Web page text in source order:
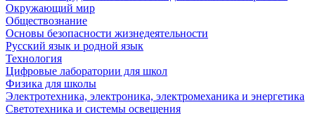
Окружающий мир
Обществознание
Основы безопасности жизнедеятельности
Русский язык и родной язык
Технология
Цифровые лаборатории для школ
Физика для школы
Электротехника, электроника, электромеханика и энергетика
Светотехника и системы освещения